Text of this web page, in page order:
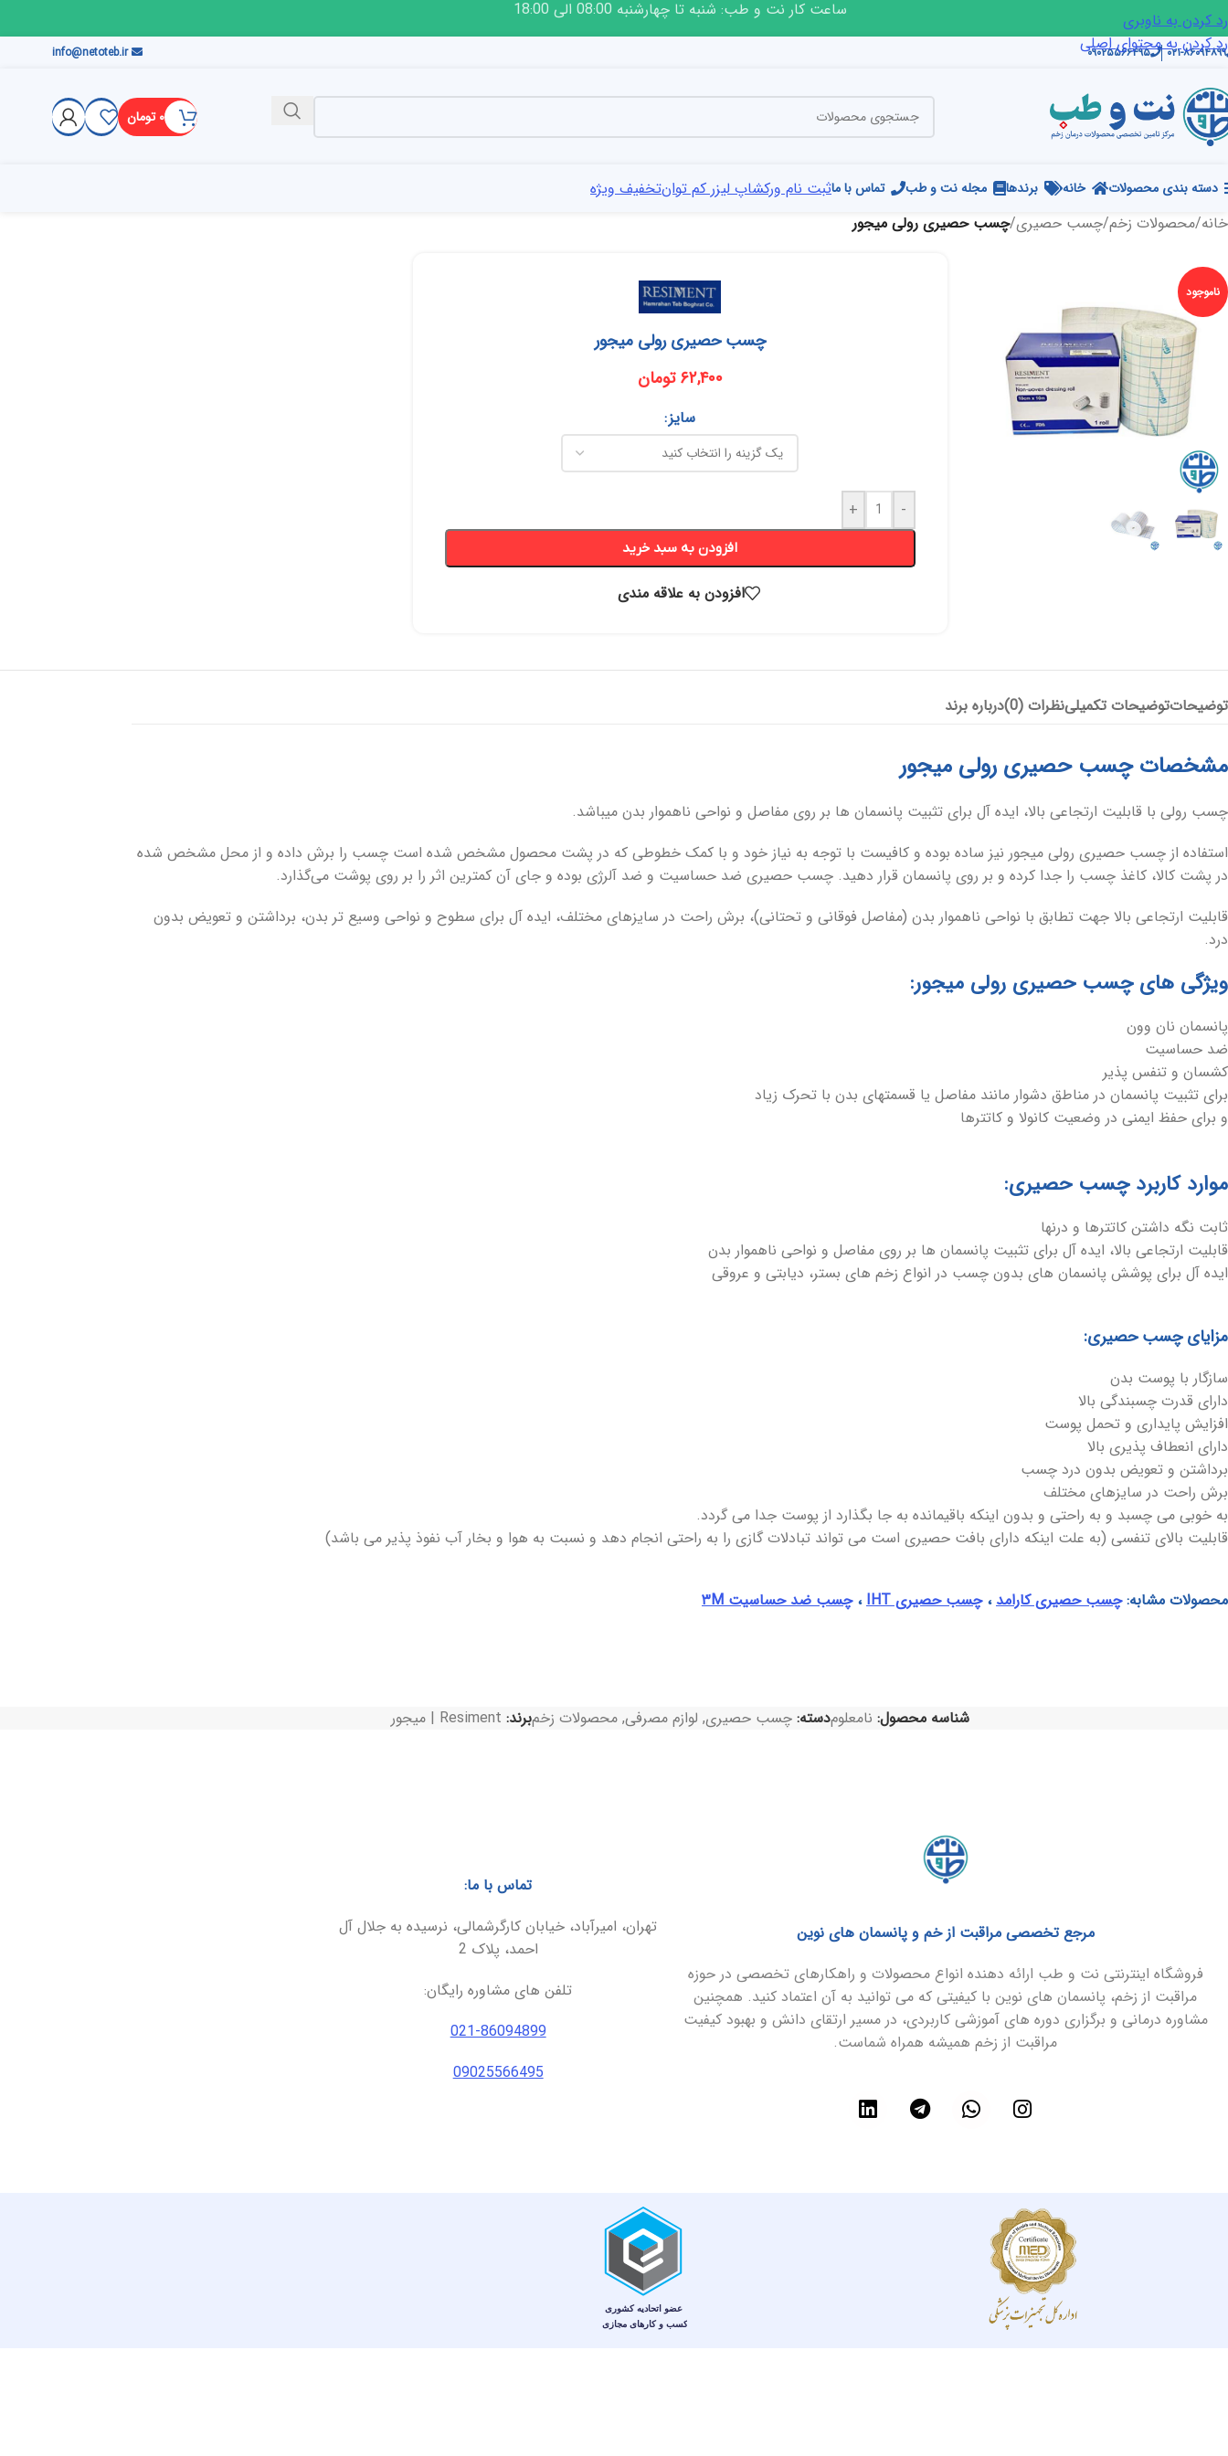
رد کردن به ناوبری
رد کردن به محتوای اصلی
ساعت کار نت و طب: شنبه تا چهارشنبه 08:00 الی 18:00
۰۲۱-۸۶۰۹۴۸۹۹ ۰۹۰۲۵۵۶۶۴۹۵ info@netoteb.ir
۰ تومان
دسته بندی محصولات
پانسمان آلژینات هیدروژل پانسمان فوم رفع اسکار
چسب و فیلم شفاف پانسمان بیولوژیک
خانه برندها مجله نت و طب تماس با ماثبت نام ورکشاپ لیزر کم توانتخفیف ویژه
خانه/محصولات زخم/چسب حصیری/چسب حصیری رولی میجور
ناموجود
چسب حصیری رولی میجور
۶۲,۴۰۰ تومان
سایز
-
+
افزودن به سبد خرید
افزودن به علاقه مندی
توضیحاتتوضیحات تکمیلینظرات (0) درباره برند
مشخصات چسب حصیری رولی میجور
چسب رولی با قابلیت ارتجاعی بالا، ایده آل برای تثبیت پانسمان ها بر روی مفاصل و نواحی ناهموار بدن میباشد.
استفاده از چسب حصیری رولی میجور نیز ساده بوده و کافیست با توجه به نیاز خود و با کمک خطوطی که در پشت محصول مشخص شده است چسب را برش داده و از محل مشخص شده
در پشت کالا، کاغذ چسب را جدا کرده و بر روی پانسمان قرار دهید. چسب حصیری ضد حساسیت و ضد آلرژی بوده و جای آن کمترین اثر را بر روی پوشت می‌گذارد.
قابلیت ارتجاعی بالا جهت تطابق با نواحی ناهموار بدن (مفاصل فوقانی و تحتانی)، برش راحت در سایزهای مختلف، ایده آل برای سطوح و نواحی وسیع تر بدن، برداشتن و تعویض بدون
درد.
ویژگی های چسب حصیری رولی میجور:
پانسمان نان وون
ضد حساسیت
کشسان و تنفس پذیر
برای تثبیت پانسمان در مناطق دشوار مانند مفاصل یا قسمتهای بدن با تحرک زیاد
و برای حفظ ایمنی در وضعیت کانولا و کاتترها
موارد کاربرد چسب حصیری:
ثابت نگه داشتن کاتترها و درنها
قابلیت ارتجاعی بالا، ایده آل برای تثبیت پانسمان ها بر روی مفاصل و نواحی ناهموار بدن
ایده آل برای پوشش پانسمان های بدون چسب در انواع زخم های بستر، دیابتی و عروقی
مزایای چسب حصیری:
سازگار با پوست بدن
دارای قدرت چسبندگی بالا
افزایش پایداری و تحمل پوست
دارای انعطاف پذیری بالا
برداشتن و تعویض بدون درد چسب
برش راحت در سایزهای مختلف
به خوبی می چسبد و به راحتی و بدون اینکه باقیمانده به جا بگذارد از پوست جدا می گردد.
قابلیت بالای تنفسی (به علت اینکه دارای بافت حصیری است می تواند تبادلات گازی را به راحتی انجام دهد و نسبت به هوا و بخار آب نفوذ پذیر می باشد)
محصولات مشابه:چسب حصیری کارامد،چسب حصیری IHT ،چسب ضد حساسیت ۳M
شناسه محصول: نامعلومدسته: چسب حصیری, لوازم مصرفی, محصولات زخمبرند: Resiment | میجور
مرجع تخصصی مراقبت از خم و پانسمان های نوین
فروشگاه اینترنتی نت و طب ارائه دهنده انواع محصولات و راهکارهای تخصصی در حوزه
مراقبت از زخم، پانسمان های نوین با کیفیتی که می توانید به آن اعتماد کنید. همچنین
مشاوره درمانی و برگزاری دوره های آموزشی کاربردی، در مسیر ارتقای دانش و بهبود کیفیت
مراقبت از زخم همیشه همراه شماست.
تماس با ما:
تهران، امیرآباد، خیابان کارگرشمالی، نرسیده به جلال آل
احمد، پلاک 2
تلفن های مشاوره رایگان:
021-86094899
09025566495